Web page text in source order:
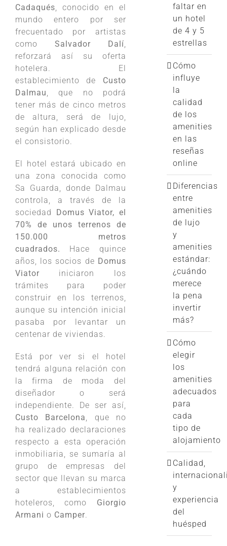
Cadaqués, conocido en el
mundo entero por ser
frecuentado por artistas
como Salvador Dalí,
reforzará así su oferta
hotelera. El
establecimiento de Custo
Dalmau, que no podrá
tener más de cinco metros
de altura, será de lujo,
según han explicado desde
el consistorio.
El hotel estará ubicado en
una zona conocida como
Sa Guarda, donde Dalmau
controla, a través de la
sociedad Domus Viator, el
70% de unos terrenos de
150.000 metros
cuadrados.
Hace quince
años, los socios de Domus
Viator iniciaron los
trámites para poder
construir en los terrenos,
aunque su intención inicial
pasaba por levantar un
centenar de viviendas.
Está por ver si el hotel
tendrá alguna relación con
la firma de moda del
diseñador o será
independiente. De ser así,
Custo Barcelona, que no
ha realizado declaraciones
respecto a esta operación
inmobiliaria, se sumaría al
grupo de empresas del
sector que llevan su marca
a establecimientos
hoteleros, como Giorgio
Armani o Camper.
faltar en
un hotel
de 4 y 5
estrellas
Cómo
influye
la
calidad
de los
amenities
en las
reseñas
online
Diferencias
entre
amenities
de lujo
y
amenities
estándar:
¿cuándo
merece
la pena
invertir
más?
Cómo
elegir
los
amenities
adecuados
para
cada
tipo de
alojamiento
Calidad,
y
experiencia
del
huésped